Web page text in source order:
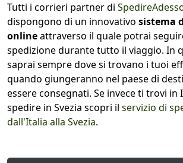
Tutti i corrieri partner di
dispongono di un innovativo sistema
onlineattraverso il quale potrai
spedizione durante tutto il viaggio. In
saprai sempre dove si trovano i tuoi
quando giungeranno nel paese di
essere consegnati. Se invece ti trovi in
spedire in Svezia scopri il servizio di
dall'Italia alla Svezia.